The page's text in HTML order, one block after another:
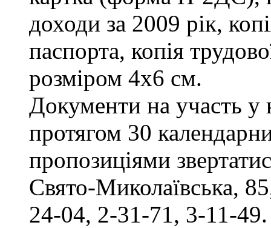
доходи за 2009 рік,
паспорта, копія
розміром 4х6 см.
Документи на участь у
протягом 30
пропозиціями
Свято-Миколаївська,
24-04, 2-31-71, 3-11-49.